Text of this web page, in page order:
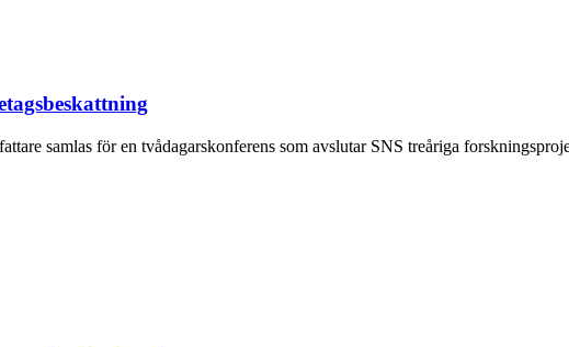
samlas för en tvådagarskonferens som avslutar SNS treåriga